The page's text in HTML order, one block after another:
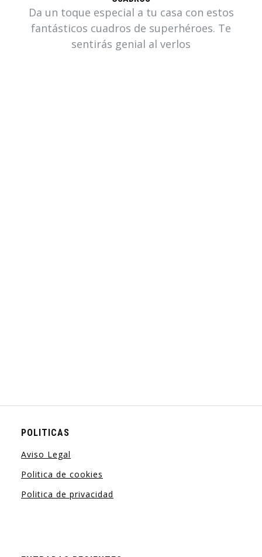
Da un toque especial a tu casa con estos
fantásticos cuadros de superhéroes. Te
sentirás genial al verlos
POLITICAS
Aviso Legal
Politica de cookies
Politica de privacidad